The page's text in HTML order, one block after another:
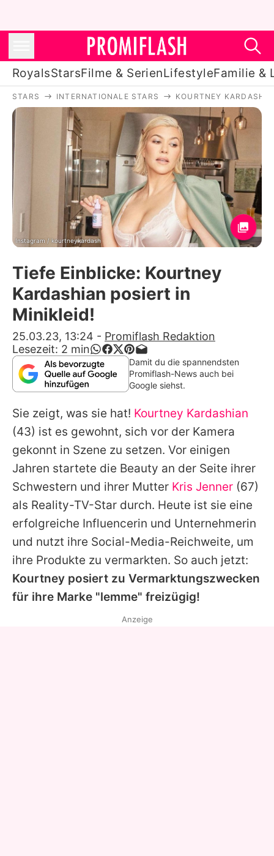
RoyalsStarsFilme & SerienLifestyleFamilie &
Royals
Stars
Filme & Serien
Lifestyle
Familie & Liebe
Promiflash Exklusiv
Alle Themen auf Promiflash
App runterladen
Team
Redaktionelle Richtlinien
Impressum
Datenschutzerklärung
Nutzungsbedingungen
Utiq verwalten
STARS INTERNATIONALE STARS KOURTNEY
Instagram / kourtneykardash
Tiefe Einblicke: Kourtney
Kardashian posiert in
Minikleid!
25.03.23, 13:24 - Promiflash Redaktion
Lesezeit: 2 min
Damit du die spannendsten
Promiflash-News auch bei
Google siehst.
Sie zeigt, was sie hat! Kourtney Kardashian
(43) ist es gewohnt, sich vor der Kamera
gekonnt in Szene zu setzen. Vor einigen
Jahren startete die Beauty an der Seite ihrer
Schwestern und ihrer Mutter Kris Jenner (67)
als Reality-TV-Star durch. Heute ist sie eine
erfolgreiche Influencerin und Unternehmerin
und nutzt ihre Social-Media-Reichweite, um
ihre Produkte zu vermarkten. So auch jetzt:
Kourtney posiert zu Vermarktungszwecken
für ihre Marke "lemme" freizügig!
Anzeige